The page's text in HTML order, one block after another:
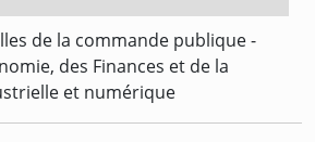
de la commande publique -
des Finances et de la
et numérique